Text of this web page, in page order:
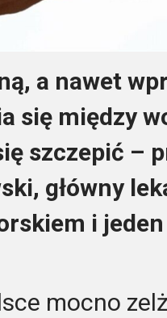
a nawet
się między
szczepić –
główny
i
mocno